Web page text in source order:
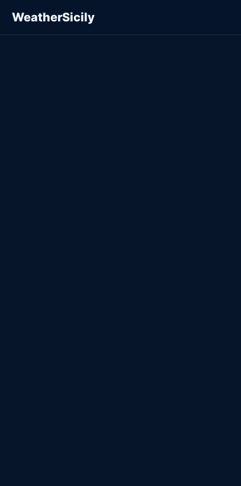
WeatherSicily